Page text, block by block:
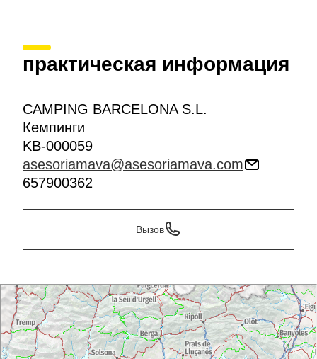
практическая информация
CAMPING BARCELONA S.L.
Кемпинги
KB-000059
asesoriamava@asesoriamava.com
657900362
Вызов